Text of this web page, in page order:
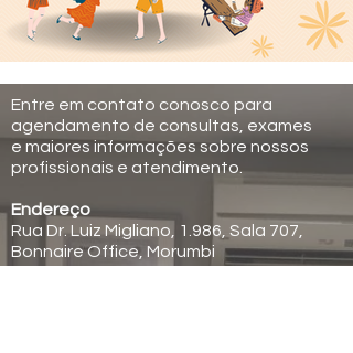
Entre em contato conosco para
agendamento de consultas, exames
e maiores informações sobre nossos
profissionais e atendimento.
Endereço
Rua Dr. Luiz Migliano, 1.986, Sala 707,
Bonnaire Office, Morumbi